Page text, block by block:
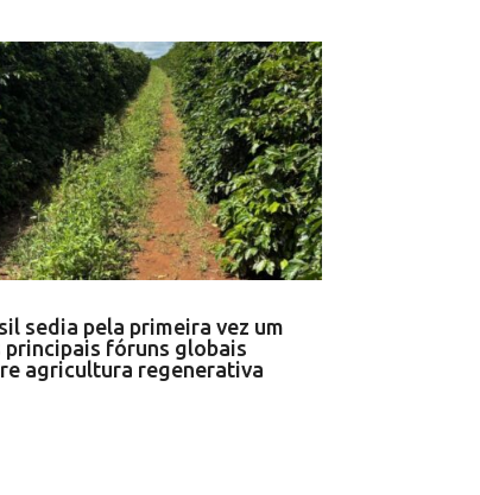
sedia pela primeira vez um
principais fóruns globais
agricultura regenerativa